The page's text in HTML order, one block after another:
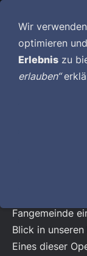
Fangemeinde
Blick in
Eines dieser
Wir
optimieren
Erlebnis zu
erlauben“